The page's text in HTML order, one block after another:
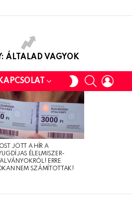
ÁLTALAD VAGYOK
SWITCH
SKIN
SEARCH
JÖTT A HÍR A
ÉLELMISZER-
ERRE
NEM SZÁMÍTOTTAK!